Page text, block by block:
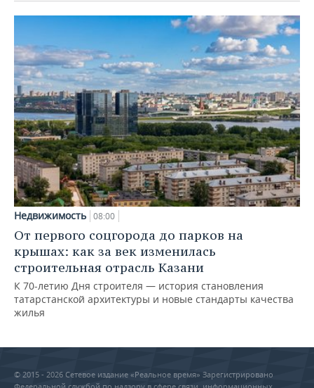
Недвижимость 08:00
От первого соцгорода до парков на
крышах: как за век изменилась
строительная отрасль Казани
К 70-летию Дня строителя — история становления
татарстанской архитектуры и новые стандарты качества
жилья
© 2015 - 2026 Сетевое издание «Реальное время» Зарегистрировано